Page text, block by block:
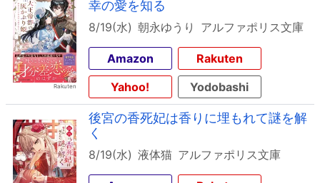
幸の愛を知る
8/19(水) 朝永ゆうり アルファポリス文庫
Amazon
Rakuten
Yahoo!
Yodobashi
後宮の香死妃は香りに埋もれて謎を解
く
8/19(水) 液体猫 アルファポリス文庫